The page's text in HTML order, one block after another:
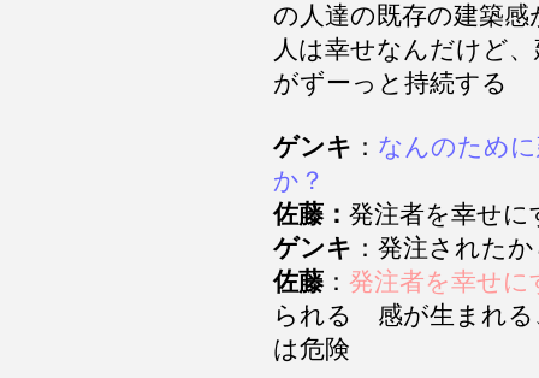
の人達の既存の建築
人は幸せなんだけど
がずーっと持続する
ゲンキ ： なんのため
か？
佐藤： 発注者を幸せ
ゲンキ ：発注された
佐藤 ： 発注者を幸せ
られる 感が生まれる
は危険